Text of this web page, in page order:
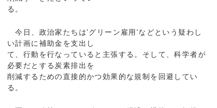
る。
今日、政治家たちは'グリーン雇用'などという疑わし
い計画に補助金を支出し
て、行動を行なっていると主張する。そして、科学者が
必要だとする炭素排出を
削減するための直接的かつ効果的な規制を回避してい
る。